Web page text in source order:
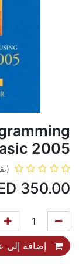
2005
350.00
إضافة إلى